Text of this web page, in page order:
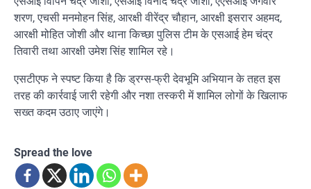
शरण, एचसी मनमोहन सिंह, आरक्षी वीरेंद्र चौहान, आरक्षी इसरार अहमद,
आरक्षी मोहित जोशी और थाना किच्छा पुलिस टीम के एसआई हेम चंद्र
तिवारी तथा आरक्षी उमेश सिंह शामिल रहे।
एसटीएफ ने स्पष्ट किया है कि ड्रग्स-फ्री देवभूमि अभियान के तहत इस
तरह की कार्रवाई जारी रहेगी और नशा तस्करी में शामिल लोगों के खिलाफ
सख्त कदम उठाए जाएंगे।
Spread the love